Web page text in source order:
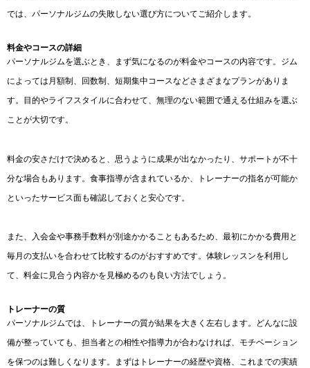
では、パーソナルジムの失敗しない選び方についてご紹介します。
料金やコースの詳細
パーソナルジムを選ぶとき、まず気になるのが料金やコースの内容です。ジム
によっては月額制、回数制、短期集中コースなどさまざまなプランがありま
す。目的やライフスタイルに合わせて、無理のない範囲で通える仕組みを選ぶ
ことが大切です。
料金の安さだけで決めると、思うように成果が出なかったり、サポートが不十
分な場合もあります。食事指導が含まれているか、トレーナーの指名が可能か
といったサービス面も確認しておくと安心です。
また、入会金や事務手数料が別途かかることもあるため、最初にかかる費用と
毎月の支払いを合わせて比較するのがおすすめです。体験レッスンを利用し
て、料金に見合う内容かを見極めるのも良い方法でしょう。
トレーナーの質
パーソナルジムでは、トレーナーの質が結果を大きく左右します。どんなに設
備が整っていても、担当者との相性や指導力が合わなければ、モチベーション
を保つのは難しくなります。まずはトレーナーの経歴や資格、これまでの実績